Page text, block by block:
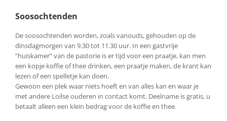
Soosochtenden
De soosochtenden worden, zoals vanouds, gehouden op de
dinsdagmorgen van 9.30 tot 11.30 uur. In een gastvrije
”huiskamer” van de pastorie is er tijd voor een praatje, kan men
een kopje koffie of thee drinken, een praatje maken, de krant kan
lezen of een spelletje kan doen.
Gewoon een plek waar niets hoeft en van alles kan en waar je
met andere Loilse ouderen in contact komt. Deelname is gratis, u
betaalt alleen een klein bedrag voor de koffie en thee.